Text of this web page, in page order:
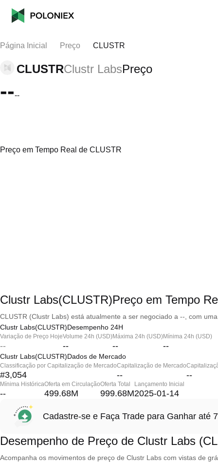
Página Inicial Preço CLUSTR
CLUSTRClustr LabsPreço
----
Preço em Tempo Real de CLUSTR
Clustr Labs(CLUSTR)Preço em Tempo
CLUSTR (Clustr Labs) está atualmente a ser negociado a --, com
Clustr Labs(CLUSTR)Desempenho 24H
Variação de Preço Hoje
--
Volume 24h (USD)
--
Máxima 24h (USD)
--
Mínima 24h (USD)
--
Clustr Labs(CLUSTR)Dados de Mercado
Classificação por Capitalização de Mercado
#3,054
Capitalização de Mercado
-- --
Mínima Histórica
--
Oferta em Circulação
499.68M
Oferta Total
999.68M
Lançamento Inicial
2025-01-14
Cadastre-se e Faça Trade para Ganhar até
Desempenho de Preço de Clustr Labs
Acompanha os movimentos de preço de Clustr Labs com vistas de